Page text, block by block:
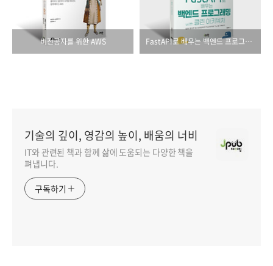
비전공자를 위한 AWS FastAPI로 배우는 백엔드 프로그래밍 with 클린 아키텍처
기술의 깊이, 영감의 높이, 배움의 너비
IT와 관련된 책과 함께 삶에 도움되는 다양한 책을
펴냅니다.
구독하기